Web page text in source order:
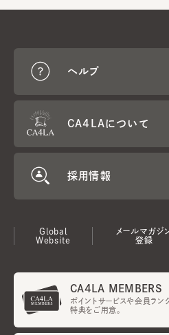
ヘルプ
CA4LAについて
採用情報
Global
Website
メールマガジ
登録
CA4LA MEMBERS
ポイントサービスや会員ラン
特典をご用意。